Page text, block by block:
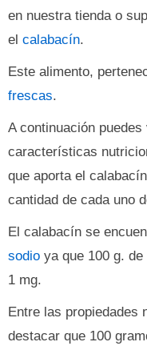
en nuestra tienda o
el calabacín.
Este alimento,
frescas.
A continuación
características
que aporta el
cantidad de cada uno
El calabacín se
sodio ya que 100 g.
1 mg.
Entre las propiedades
destacar que 100